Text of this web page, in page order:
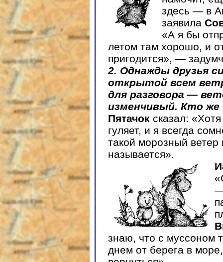
здесь — в
заявила
«А я бы
летом там хорошо, и
пригодится», —
2. Однажды друзья
открытой всем
для разговора —
изменчивый. Кто же
Пятачок сказал:
гуляет, и я всегда
такой морозный
называется».
—
знаю, что с муссоном
днем от берега в